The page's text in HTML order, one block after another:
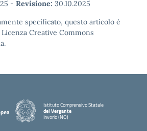
- Revisione: 30.10.2025
specificato, questo articolo è
Creative Commons
Istituto Comprensivo Statale
del Vergante
Invorio (NO)